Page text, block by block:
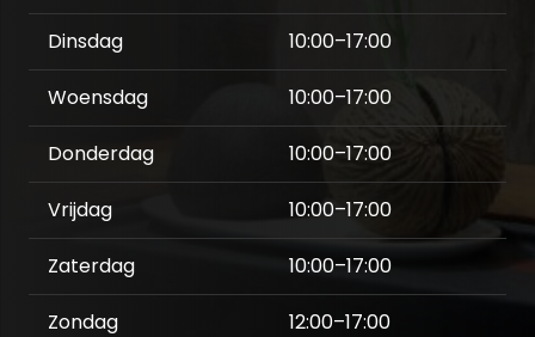
Dinsdag 10:00–17:00
Woensdag 10:00–17:00
Donderdag 10:00–17:00
Vrijdag 10:00–17:00
Zaterdag 10:00–17:00
Zondag 12:00–17:00